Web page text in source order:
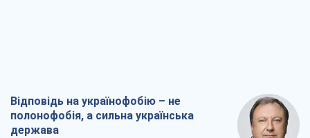
Відповідь на українофобію – не
полонофобія, а сильна українська
держава